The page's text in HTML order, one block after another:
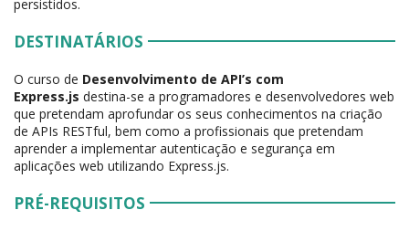
persistidos.
DESTINATÁRIOS
O curso de Desenvolvimento de API’s com
Express.js destina-se a programadores e desenvolvedores web
que pretendam aprofundar os seus conhecimentos na criação
de APIs RESTful, bem como a profissionais que pretendam
aprender a implementar autenticação e segurança em
aplicações web utilizando Express.js.
PRÉ-REQUISITOS